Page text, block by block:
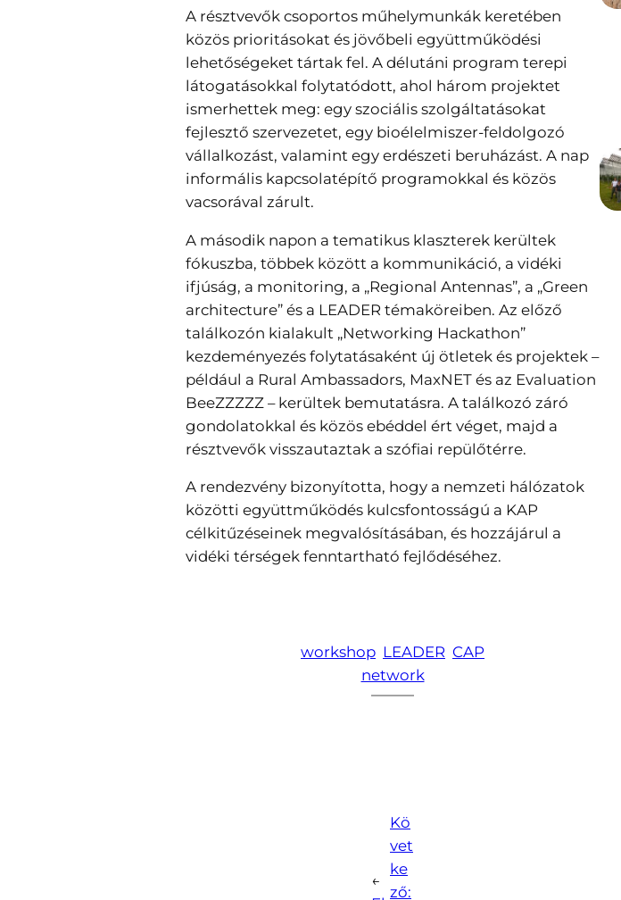
A résztvevők csoportos műhelymunkák keretében
közös prioritásokat és jövőbeli együttműködési
lehetőségeket tártak fel. A délutáni program terepi
látogatásokkal folytatódott, ahol három projektet
ismerhettek meg: egy szociális szolgáltatásokat
fejlesztő szervezetet, egy bioélelmiszer-feldolgozó
vállalkozást, valamint egy erdészeti beruházást. A nap
informális kapcsolatépítő programokkal és közös
vacsorával zárult.
A második napon a tematikus klaszterek kerültek
fókuszba, többek között a kommunikáció, a vidéki
ifjúság, a monitoring, a „Regional Antennas”, a „Green
architecture” és a LEADER témaköreiben. Az előző
találkozón kialakult „Networking Hackathon”
kezdeményezés folytatásaként új ötletek és projektek –
például a Rural Ambassadors, MaxNET és az Evaluation
BeeZZZZZ – kerültek bemutatásra. A találkozó záró
gondolatokkal és közös ebéddel ért véget, majd a
résztvevők visszautaztak a szófiai repülőtérre.
A rendezvény bizonyította, hogy a nemzeti hálózatok
közötti együttműködés kulcsfontosságú a KAP
célkitűzéseinek megvalósításában, és hozzájárul a
vidéki térségek fenntartható fejlődéséhez.
workshop LEADER CAP
network
←
Kö
vet
ke
ző: